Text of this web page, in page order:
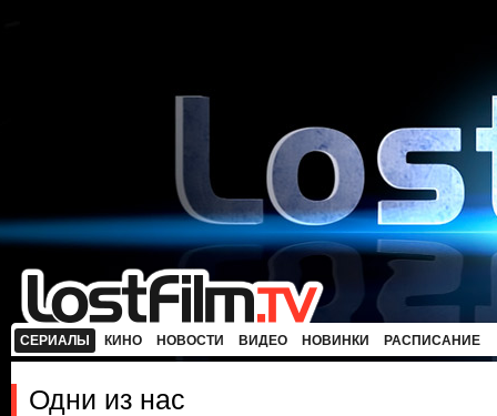
СЕРИАЛЫ КИНО НОВОСТИ ВИДЕО НОВИНКИ РАСПИСАНИЕ
Одни из нас